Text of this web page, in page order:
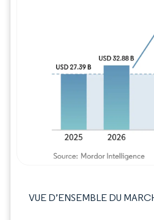
VUE D’ENSEMBLE DU